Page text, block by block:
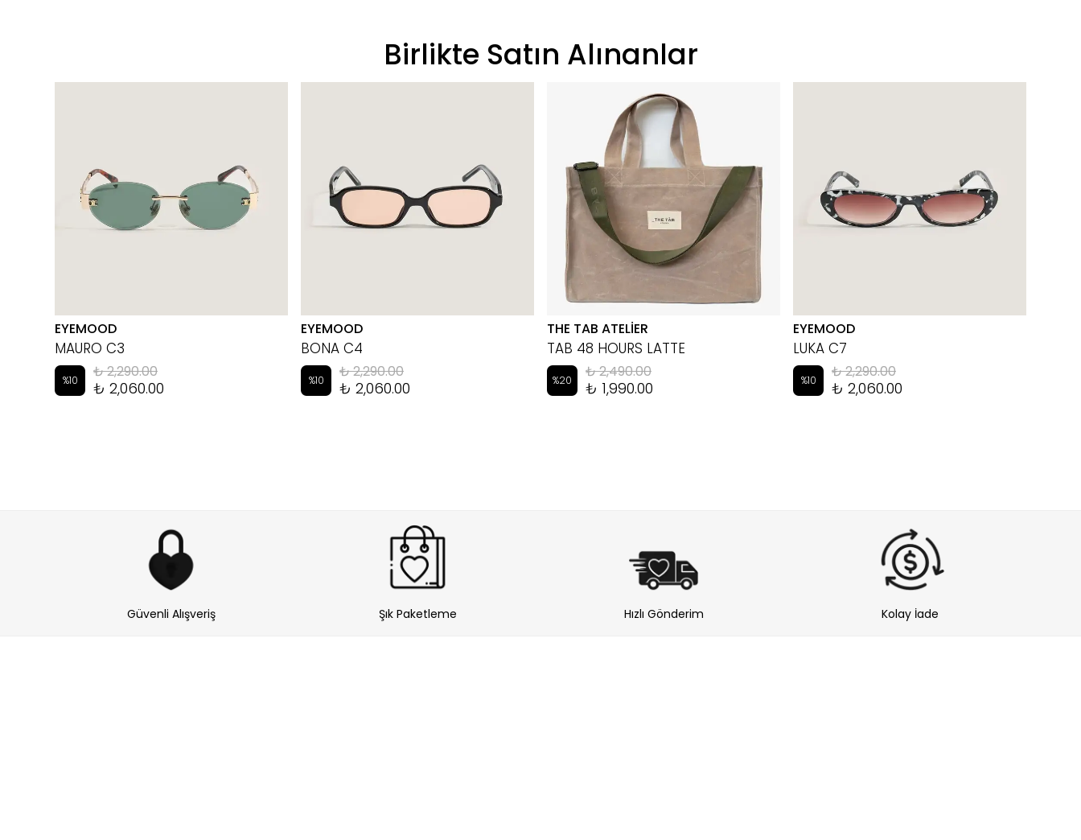
Birlikte Satın Alınanlar
EYEMOOD
MAURO C3
%10 ₺ 2,290.00
₺ 2,060.00
EYEMOOD
BONA C4
%10 ₺ 2,290.00
₺ 2,060.00
THE TAB ATELİER
TAB 48 HOURS LATTE
%20 ₺ 2,490.00
₺ 1,990.00
EYEMOOD
LUKA C7
%10 ₺ 2,290.00
₺ 2,060.00
Güvenli Alışveriş Şık Paketleme Hızlı Gönderim Kolay İade